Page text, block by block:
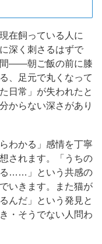
在飼っている人に
深く刺さるはずで
間——朝ご飯の前に膝
、足元で丸くなって
日常」が失われたと
からない深さがあり
わかる」感情を丁寧
されます。「うちの
る……」という共感の
いきます。また猫が
んだ」という発見と
・そうでない人問わ